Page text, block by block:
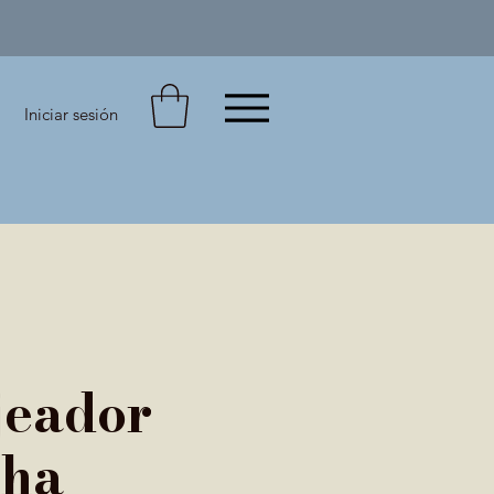
Iniciar sesión